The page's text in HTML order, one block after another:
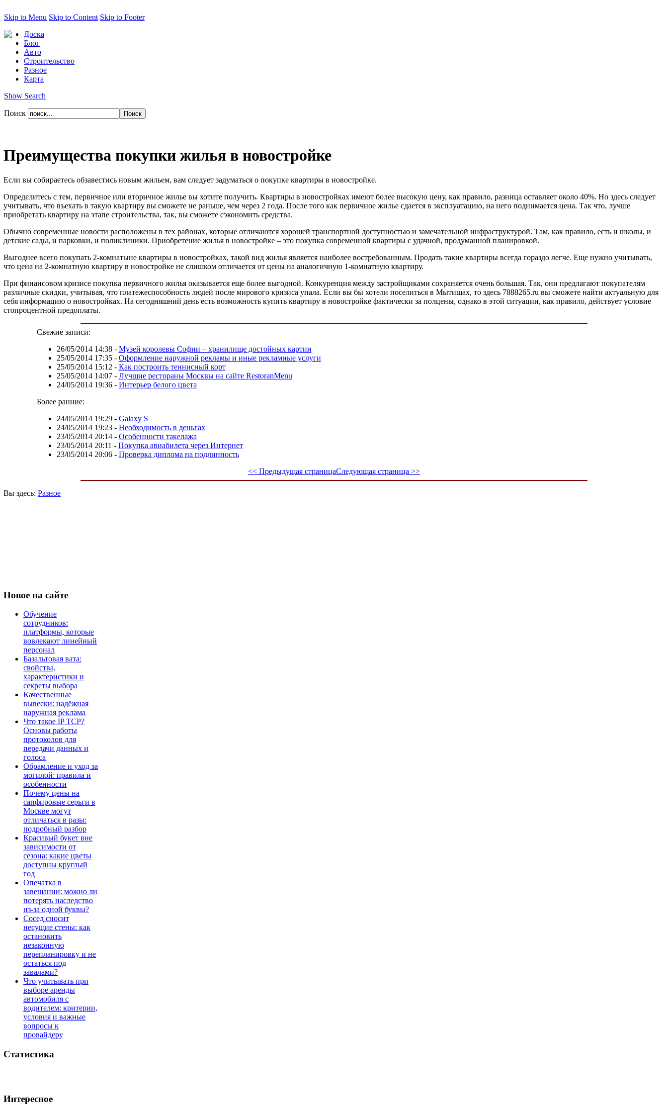
Skip to Menu Skip to Content Skip to Footer
Доска
Блог
Авто
Строительство
Разное
Карта
Show Search
Поиск
Преимущества покупки жилья в новостройке
Если вы собираетесь обзавестись новым жильем, вам следует задуматься о покупке квартиры в новостройке.
Определитесь с тем, первичное или вторичное жилье вы хотите получить. Квартиры в новостройках имеют более высокую цену, как правило, разница оставляет около 40%. Но здесь следует
учитывать, что въехать в такую квартиру вы сможете не раньше, чем через 2 года. После того как первичное жилье сдается в эксплуатацию, на него поднимается цена. Так что, лучше
приобретать квартиру на этапе строительства, так, вы сможете сэкономить средства.
Обычно современные новости расположены в тех районах, которые отличаются хорошей транспортной доступностью и замечательной инфраструктурой. Там, как правило, есть и школы, и
детские сады, и парковки, и поликлиники. Приобретение жилья в новостройке – это покупка современной квартиры с удачной, продуманной планировкой.
Выгоднее всего покупать 2-комнатыне квартиры в новостройках, такой вид жилья является наиболее востребованным. Продать такие квартиры всегда гораздо легче. Еще нужно учитывать,
что цена на 2-комнатную квартиру в новостройке не слишком отличается от цены на аналогичную 1-комнатную квартиру.
При финансовом кризисе покупка первичного жилья оказывается еще более выгодной. Конкуренция между застройщиками сохраняется очень большая. Так, они предлагают покупателям
различные скидки, учитывая, что платежеспособность людей после мирового кризиса упала. Если вы бы хотели поселиться в Мытищах, то здесь 7888265.ru вы сможете найти актуальную для
себя информацию о новостройках. На сегодняшний день есть возможность купить квартиру в новостройке фактически за полцены, однако в этой ситуации, как правило, действует условие
стопроцентной предоплаты.
Свежие записи:
26/05/2014 14:38- Музей королевы Cофии – хранилище достойных картин
25/05/2014 17:35- Оформление наружной рекламы и иные рекламные услуги
25/05/2014 15:12 - Как построить теннисный корт
25/05/2014 14:07- Лучшие рестораны Москвы на сайте RestoranMenu
24/05/2014 19:36- Интерьер белого цвета
Более ранние:
24/05/2014 19:29- Galaxy S
24/05/2014 19:23- Необходимость в деньгах
23/05/2014 20:14- Особенности такелажа
23/05/2014 20:11 - Покупка авиабилета через Интернет
23/05/2014 20:06- Проверка диплома на подлинность
<< Предыдущая страницаСледующая страница >>
Вы здесь: Разное
Новое на сайте
Обучение
сотрудников:
платформы, которые
вовлекают линейный
персонал
Базальтовая вата:
свойства,
характеристики и
секреты выбора
Качественные
вывески: надёжная
наружная реклама
Что такое IP TCP?
Основы работы
протоколов для
передачи данных и
голоса
Обрамление и уход за
могилой: правила и
особенности
Почему цены на
сапфировые серьги в
Москве могут
отличаться в разы:
подробный разбор
Красивый букет вне
зависимости от
сезона: какие цветы
доступны круглый
год
Опечатка в
завещании: можно ли
потерять наследство
из-за одной буквы?
Сосед сносит
несущие стены: как
остановить
незаконную
перепланировку и не
остаться под
завалами?
Что учитывать при
выборе аренды
автомобиля с
водителем: критерии,
условия и важные
вопросы к
провайдеру
Статистика
Интересное